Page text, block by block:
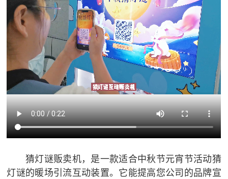
猜灯谜贩卖机，是一款适合中秋节元宵节活动猜
灯谜的暖场引流互动装置。它能提高您公司的品牌宣